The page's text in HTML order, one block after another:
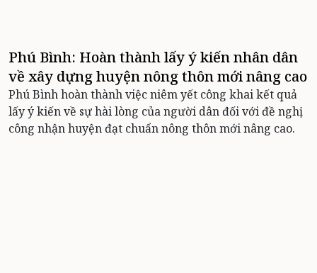
Phú Bình: Hoàn thành lấy ý kiến nhân dân
về xây dựng huyện nông thôn mới nâng cao
Phú Bình hoàn thành việc niêm yết công khai kết quả
lấy ý kiến về sự hài lòng của người dân đối với đề nghị
công nhận huyện đạt chuẩn nông thôn mới nâng cao.